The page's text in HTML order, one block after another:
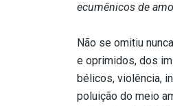
ecumênicos de
Não se omitiu
e oprimidos, dos
bélicos, violência,
poluição do meio